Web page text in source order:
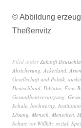
© Abbildung
Theßenvitz
Filed underZukunft
Absicherung, Ackerland,
Gesellschaft und Politik,
Deutschland, Diktatur, Freie
Gesundheitsversorgung,
Schule, hochwertig, Institution
Lösung, Mensch, Menschen,
Schutz vor Willkür, sozial,